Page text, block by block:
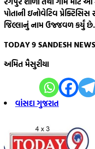
પોતાની ઇનોવેટિવ
જિલ્લાનું નામ ઉજ્જવળ કર્યું છે.
TODAY 9 SANDESH NEWS
અમિત મૈસુરીયા
વાંસદા ગુજરાત